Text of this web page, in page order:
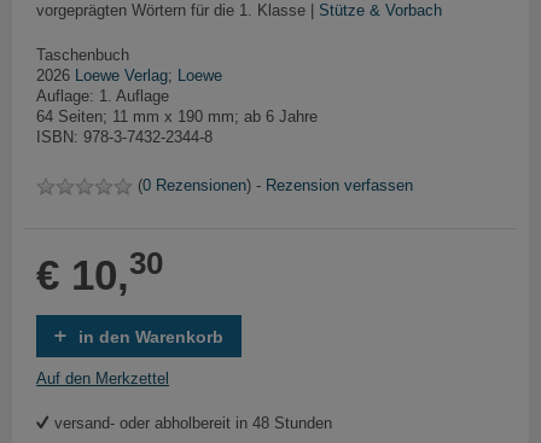
vorgeprägten Wörtern für die 1. Klasse | Stütze & Vorbach
Taschenbuch
2026 Loewe Verlag; Loewe
Auflage: 1. Auflage
64 Seiten; 11 mm x 190 mm; ab 6 Jahre
ISBN: 978-3-7432-2344-8
(0 Rezensionen) - Rezension verfassen
€ 10,30
in den Warenkorb
Auf den Merkzettel
versand- oder abholbereit in 48 Stunden